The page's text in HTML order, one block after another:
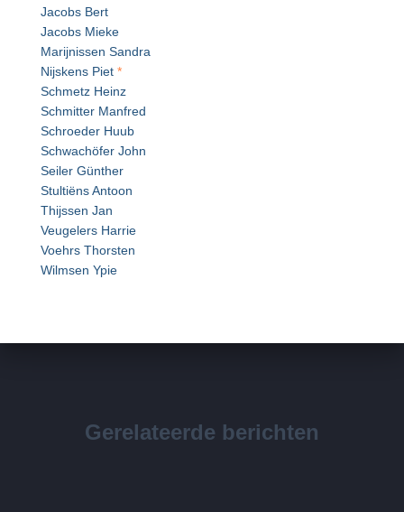
Jacobs Bert
Jacobs Mieke
Marijnissen Sandra
Nijskens Piet *
Schmetz Heinz
Schmitter Manfred
Schroeder Huub
Schwachöfer John
Seiler Günther
Stultiëns Antoon
Thijssen Jan
Veugelers Harrie
Voehrs Thorsten
Wilmsen Ypie
Gerelateerde berichten